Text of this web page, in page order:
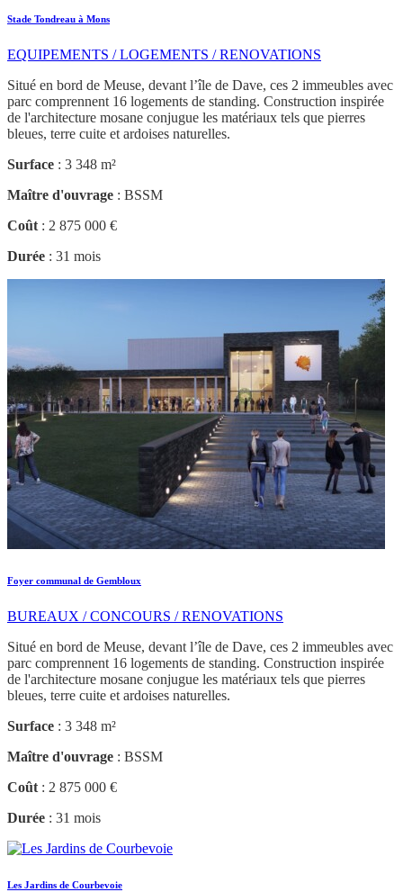
Stade Tondreau à Mons
EQUIPEMENTS / LOGEMENTS / RENOVATIONS
Situé en bord de Meuse, devant l’île de Dave, ces 2 immeubles avec
parc comprennent 16 logements de standing. Construction inspirée
de l'architecture mosane conjugue les matériaux tels que pierres
bleues, terre cuite et ardoises naturelles.
Surface : 3 348 m²
Maître d'ouvrage : BSSM
Coût : 2 875 000 €
Durée : 31 mois
Foyer communal de Gembloux
BUREAUX / CONCOURS / RENOVATIONS
Situé en bord de Meuse, devant l’île de Dave, ces 2 immeubles avec
parc comprennent 16 logements de standing. Construction inspirée
de l'architecture mosane conjugue les matériaux tels que pierres
bleues, terre cuite et ardoises naturelles.
Surface : 3 348 m²
Maître d'ouvrage : BSSM
Coût : 2 875 000 €
Durée : 31 mois
Les Jardins de Courbevoie